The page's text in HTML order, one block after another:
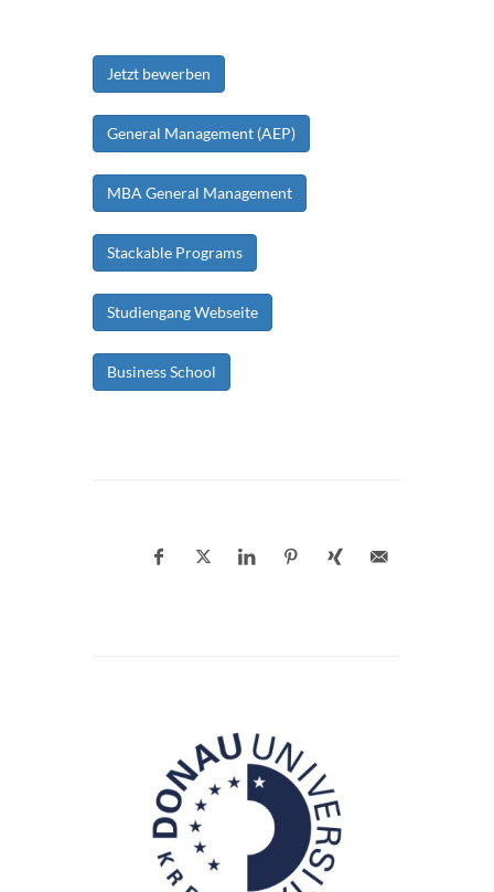
Jetzt bewerben
General Management (AEP)
MBA General Management
Stackable Programs
Studiengang Webseite
Business School